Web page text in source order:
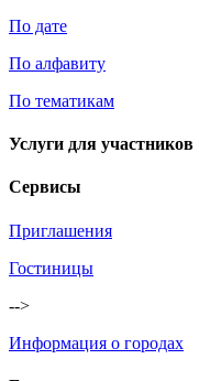
По дате
По алфавиту
По тематикам
Услуги для участников
Сервисы
Приглашения
Гостиницы
-->
Информация о городах